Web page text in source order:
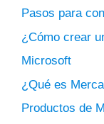
Pasos para
¿Cómo crear
Microsoft
¿Qué es
Productos de